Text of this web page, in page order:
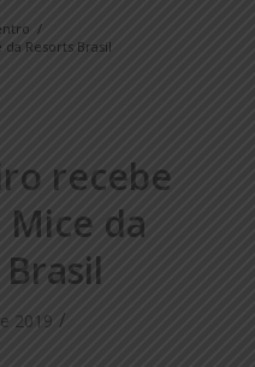
/
Resorts Brasil
recebe
da
2019 /